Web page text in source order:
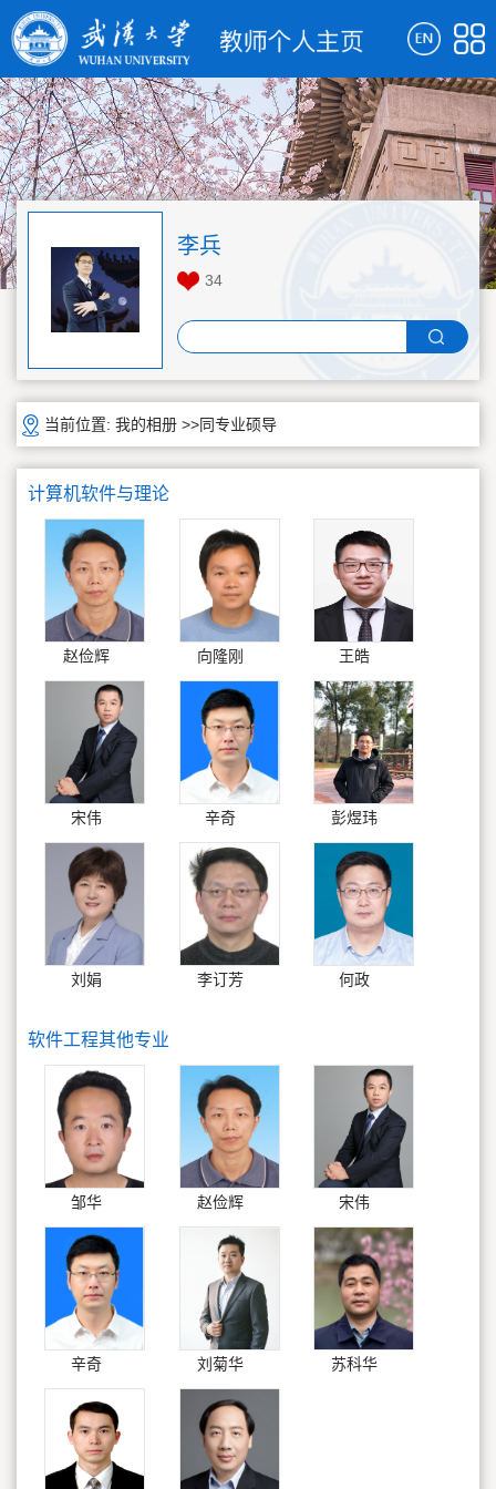
李兵
34
当前位置: 我的相册 >>同专业硕导
计算机软件与理论
赵俭辉 向隆刚 王皓
宋伟 辛奇 彭煜玮
刘娟 李订芳 何政
软件工程其他专业
邹华 赵俭辉 宋伟
辛奇 刘菊华 苏科华